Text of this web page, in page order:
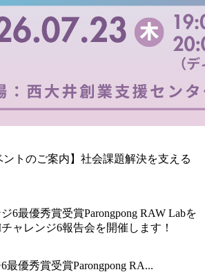
ントのご案内】社会課題解決を支える
最優秀賞受賞Parongpong RA...